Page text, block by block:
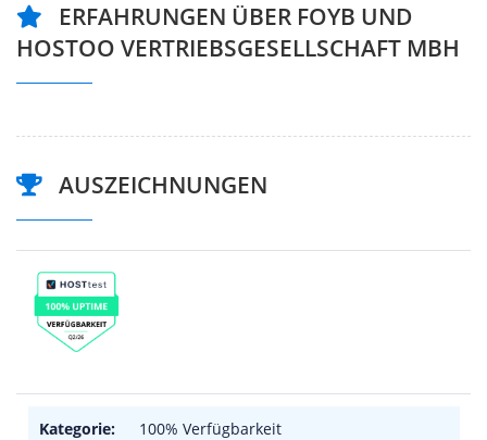
ERFAHRUNGEN ÜBER FOYB UND
HOSTOO VERTRIEBSGESELLSCHAFT MBH
AUSZEICHNUNGEN
Kategorie: 100% Verfügbarkeit